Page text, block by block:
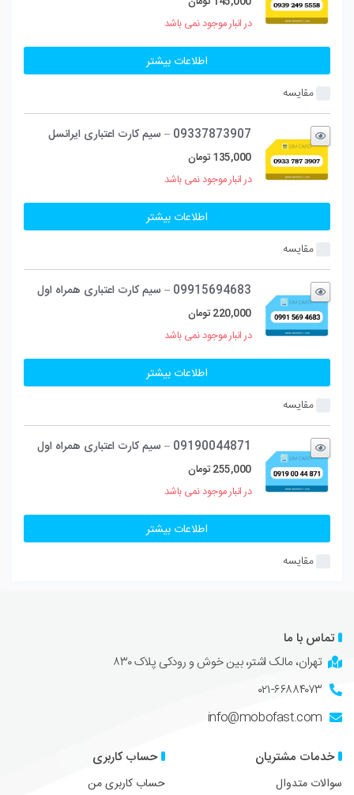
در انبار موجود نمی باشد
اطلاعات بیشتر
مقایسه
09337873907 – سیم کارت اعتباری ایرانسل
135,000 تومان
در انبار موجود نمی باشد
اطلاعات بیشتر
مقایسه
09915694683 – سیم کارت اعتباری همراه اول
220,000 تومان
در انبار موجود نمی باشد
اطلاعات بیشتر
مقایسه
09190044871 – سیم کارت اعتباری همراه اول
255,000 تومان
در انبار موجود نمی باشد
اطلاعات بیشتر
مقایسه
تماس با ما
تهران، مالک اشتر، بین خوش و رودکی پلاک ۸۳۰
۰۲۱-۶۶۸۸۴۰۷۳
info@mobofast.com
خدمات مشتریان
سوالات متدوال
حساب کاربری
حساب کاربری من